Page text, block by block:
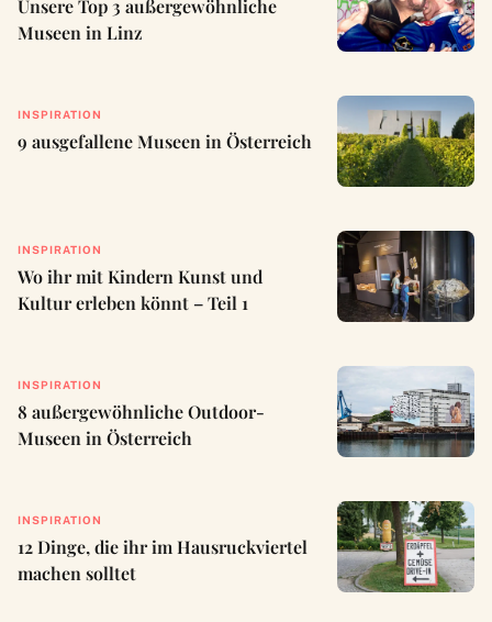
Unsere Top 3 außergewöhnliche
Museen in Linz
INSPIRATION
9 ausgefallene Museen in Österreich
INSPIRATION
Wo ihr mit Kindern Kunst und
Kultur erleben könnt – Teil 1
INSPIRATION
8 außergewöhnliche Outdoor-
Museen in Österreich
INSPIRATION
12 Dinge, die ihr im Hausruckviertel
machen solltet